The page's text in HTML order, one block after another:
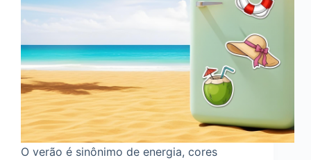
O verão é sinônimo de energia, cores